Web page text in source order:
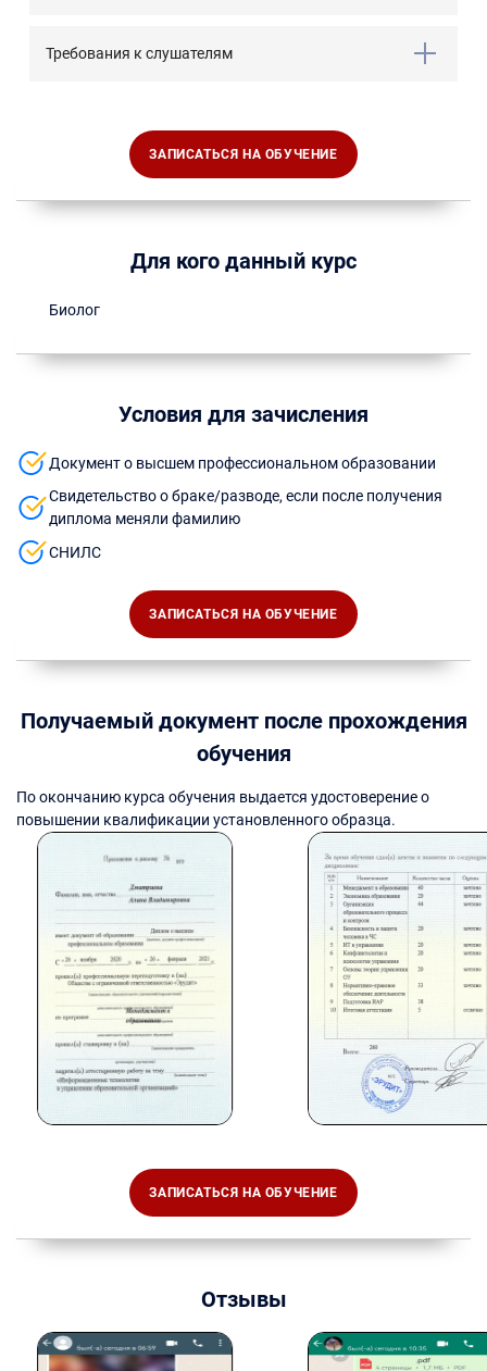
Требования к слушателям
ЗАПИСАТЬСЯ НА ОБУЧЕНИЕ
Для кого данный курс
Биолог
Условия для зачисления
Документ о высшем профессиональном образовании
Свидетельство о браке/разводе, если после получения
диплома меняли фамилию
СНИЛС
ЗАПИСАТЬСЯ НА ОБУЧЕНИЕ
Получаемый документ после прохождения
обучения
По окончанию курса обучения выдается удостоверение о
повышении квалификации установленного образца.
ЗАПИСАТЬСЯ НА ОБУЧЕНИЕ
Отзывы